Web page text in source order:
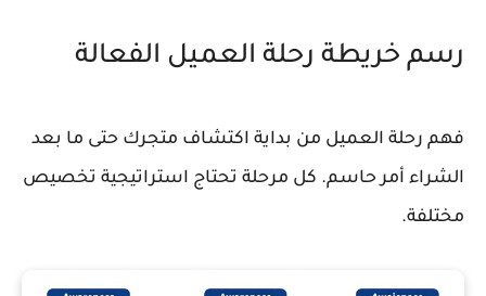
رسم خريطة رحلة العميل الفعالة
فهم رحلة العميل من بداية اكتشاف متجرك حتى ما بعد
الشراء أمر حاسم. كل مرحلة تحتاج استراتيجية تخصيص
مختلفة.